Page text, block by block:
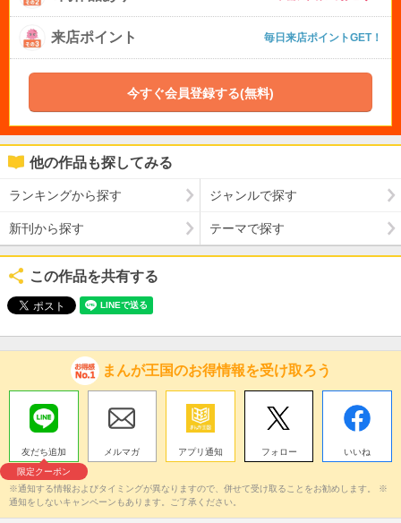
来店ポイント 毎日来店ポイントGET！
今すぐ会員登録する(無料)
他の作品も探してみる
ランキングから探す ジャンルで探す
新刊から探す テーマで探す
この作品を共有する
まんが王国のお得情報を受け取ろう
友だち追加
限定クーポン
メルマガ アプリ通知 フォロー いいね
※通知する情報およびタイミングが異なりますので、併せて受け取ることをお勧めします。 ※
通知をしないキャンペーンもあります。ご了承ください。